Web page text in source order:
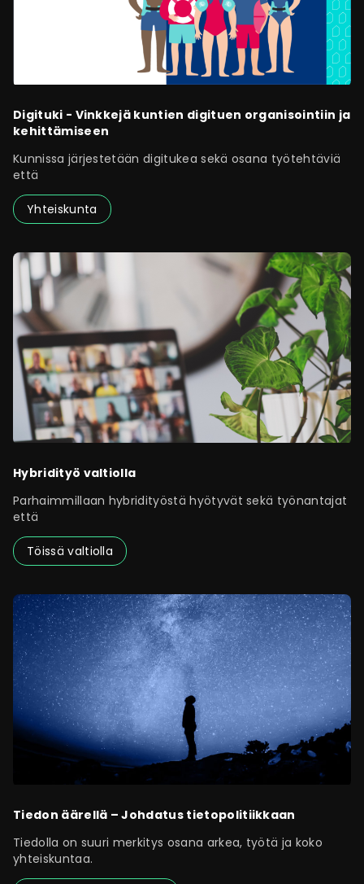
Digituki - Vinkkejä kuntien digituen organisointiin ja
kehittämiseen
Kunnissa järjestetään digitukea sekä osana työtehtäviä
että
Yhteiskunta
Hybridityö valtiolla
Parhaimmillaan hybridityöstä hyötyvät sekä työnantajat
että
Töissä valtiolla
Tiedon äärellä – Johdatus tietopolitiikkaan
Tiedolla on suuri merkitys osana arkea, työtä ja koko
yhteiskuntaa.